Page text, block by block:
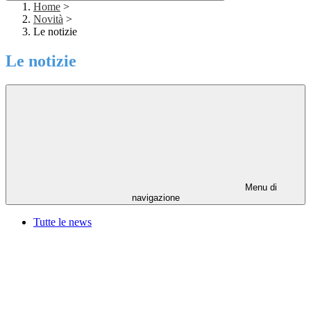
Home >
Novità >
Le notizie
Le notizie
Menu di
navigazione
Tutte le news